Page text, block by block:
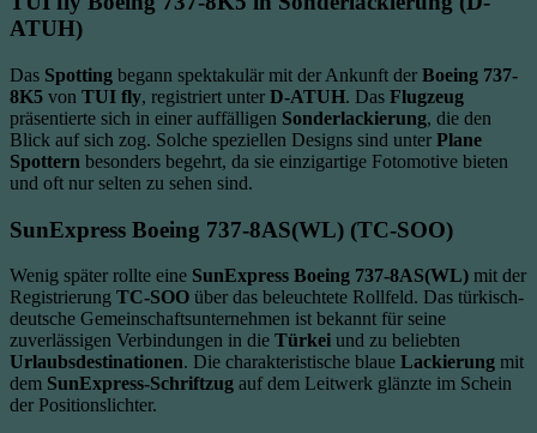
ATUH)
Das Spotting begann spektakulär mit der Ankunft der Boeing 737-
8K5 von TUI fly, registriert unter D-ATUH. Das Flugzeug
präsentierte sich in einer auffälligen Sonderlackierung, die den
Blick auf sich zog. Solche speziellen Designs sind unter Plane
Spottern besonders begehrt, da sie einzigartige Fotomotive bieten
und oft nur selten zu sehen sind.
SunExpress Boeing 737-8AS(WL) (TC-SOO)
Wenig später rollte eine SunExpress Boeing 737-8AS(WL) mit der
Registrierung TC-SOO über das beleuchtete Rollfeld. Das türkisch-
deutsche Gemeinschaftsunternehmen ist bekannt für seine
zuverlässigen Verbindungen in die Türkei und zu beliebten
Urlaubsdestinationen. Die charakteristische blaue Lackierung mit
dem SunExpress-Schriftzug auf dem Leitwerk glänzte im Schein
der Positionslichter.